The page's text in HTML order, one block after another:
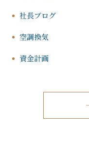
社長ブログ
空調換気
資金計画